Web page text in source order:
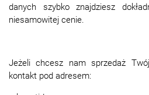
danych szybko znajdziesz
niesamowitej cenie.
Jeżeli chcesz nam sprzedaż
kontakt pod adresem: